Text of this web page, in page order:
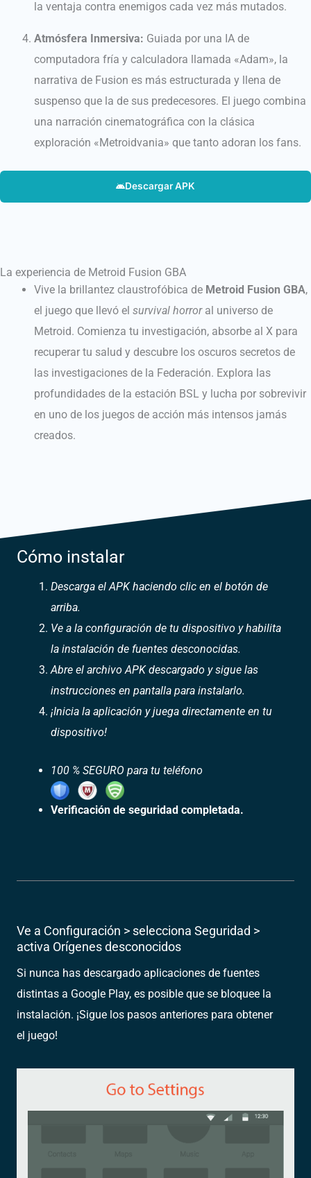
la ventaja contra enemigos cada vez más mutados.
Atmósfera Inmersiva: Guiada por una IA de
computadora fría y calculadora llamada «Adam», la
narrativa de Fusion es más estructurada y llena de
suspenso que la de sus predecesores. El juego combina
una narración cinematográfica con la clásica
exploración «Metroidvania» que tanto adoran los fans.
Descargar APK
La experiencia de Metroid Fusion GBA
Vive la brillantez claustrofóbica de Metroid Fusion GBA,
el juego que llevó elsurvival horroral universo de
Metroid. Comienza tu investigación, absorbe al X para
recuperar tu salud y descubre los oscuros secretos de
las investigaciones de la Federación. Explora las
profundidades de la estación BSL y lucha por sobrevivir
en uno de los juegos de acción más intensos jamás
creados.
Cómo instalar
Descarga el APK haciendo clic en el botón de
arriba.
Ve a la configuración de tu dispositivo y habilita
la instalación de fuentes desconocidas.
Abre el archivo APK descargado y sigue las
instrucciones en pantalla para instalarlo.
¡Inicia la aplicación y juega directamente en tu
dispositivo!
100 % SEGURO para tu teléfono
Verificación de seguridad completada.
Ve a Configuración > selecciona Seguridad >
activa Orígenes desconocidos
Si nunca has descargado aplicaciones de fuentes
distintas a Google Play, es posible que se bloquee la
instalación. ¡Sigue los pasos anteriores para obtener
el juego!